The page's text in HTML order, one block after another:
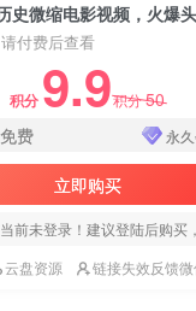
付费后查看
积分 9.9积分50
免费 永
立即购买
前未登录！建议登陆后购买
云盘资源
链接失效反馈